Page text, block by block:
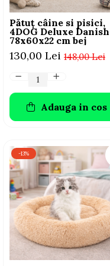
Pătuț câine si pisici,
4DOG Deluxe
78x60x22 cm bej
148,00 Lei
130,00 Lei
Adauga in cos
-13%